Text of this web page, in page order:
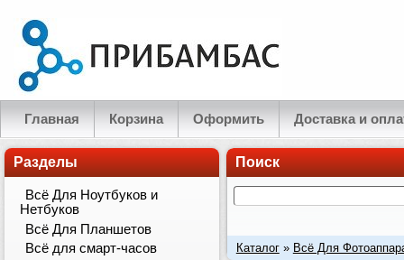
Главная Корзина Оформить Доставка и
Поиск
Каталог» Всё Для
Разделы
Всё Для Ноутбуков и
Нетбуков
Всё Для Планшетов
Всё для смарт-часов